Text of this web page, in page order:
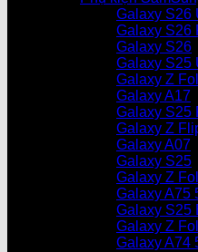
Galaxy S26
Galaxy S26
Galaxy S26
Galaxy S25
Galaxy Z
Galaxy A17
Galaxy S25
Galaxy Z
Galaxy A07
Galaxy S25
Galaxy Z
Galaxy A75
Galaxy S25
Galaxy Z
Galaxy A74